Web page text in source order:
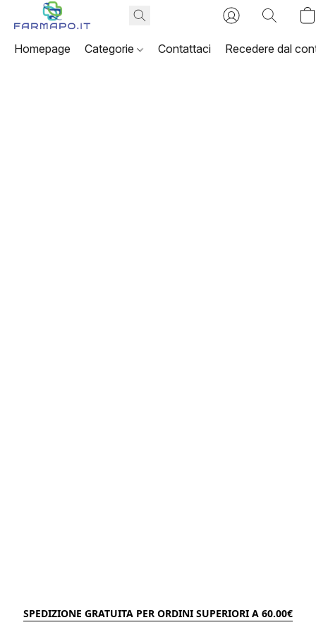
Homepage Categorie Contattaci Recedere dal
SPEDIZIONE GRATUITA PER ORDINI SUPERIORI A 60.00€